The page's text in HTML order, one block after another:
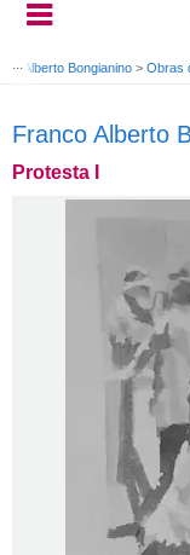
Alberto Bongianino > Obras
Franco Alberto
Protesta I